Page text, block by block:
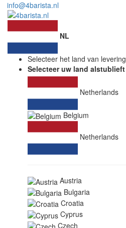
info@4barista.nl
NL
Selecteer het land van levering
Selecteer uw land alstublieft
Netherlands
Belgium
Netherlands
Austria
Bulgaria
Croatia
Cyprus
Czech